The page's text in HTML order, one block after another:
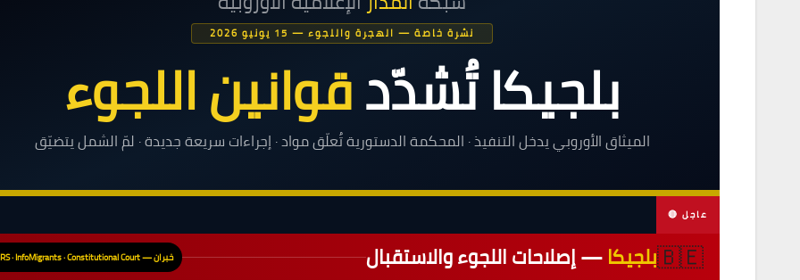
نشرة خاصة — الهجرة واللجوء — 15 يونيو 2026
بلجيكا تُشدّدقوانين اللجوء
الميثاق الأوروبي يدخل التنفيذ · المحكمة الدستورية تُعلّق مواد · إجراءات سريعة جديدة · لمّ الشمل يتضيّق
🔴 عاجل
🇧🇪بلجيكا— إصلاحات اللجوء والاستقبال خبران — CGRS · InfoMigrants · Constitutional Court